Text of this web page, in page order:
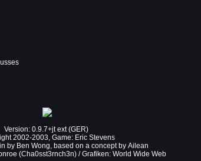
Version: 0.9.7+jt ext (GER)
2002-2003, Game: Eric Stevens
by Ben Wong , based on a concept by Ailean
(Cha0sst3rnch3n) / Grafiken: World Wide Web